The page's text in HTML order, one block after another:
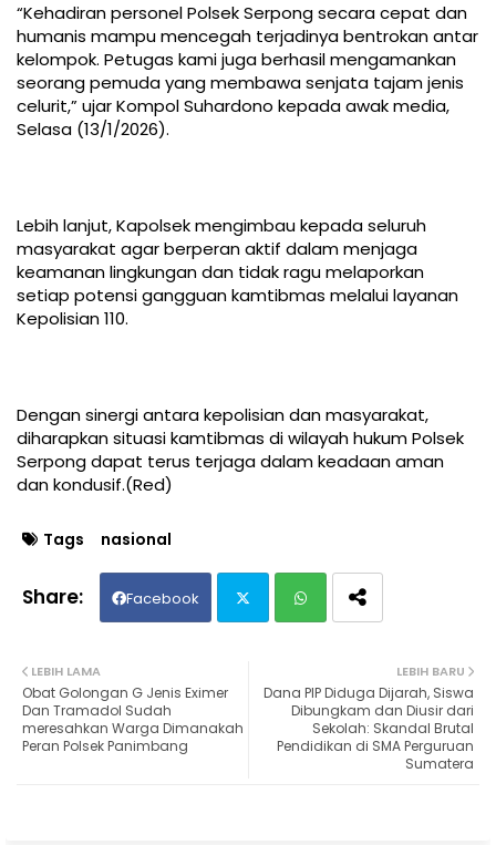
“Kehadiran personel Polsek Serpong secara cepat dan
humanis mampu mencegah terjadinya bentrokan antar
kelompok. Petugas kami juga berhasil mengamankan
seorang pemuda yang membawa senjata tajam jenis
celurit,” ujar Kompol Suhardono kepada awak media,
Selasa (13/1/2026).
Lebih lanjut, Kapolsek mengimbau kepada seluruh
masyarakat agar berperan aktif dalam menjaga
keamanan lingkungan dan tidak ragu melaporkan
setiap potensi gangguan kamtibmas melalui layanan
Kepolisian 110.
Dengan sinergi antara kepolisian dan masyarakat,
diharapkan situasi kamtibmas di wilayah hukum Polsek
Serpong dapat terus terjaga dalam keadaan aman
dan kondusif.(Red)
Tags nasional
Facebook
ats
ap
LEBIH BARU
Dana PIP Diduga Dijarah, Siswa
Dibungkam dan Diusir dari
Sekolah: Skandal Brutal
Pendidikan di SMA Perguruan
Sumatera
LEBIH LAMA
Obat Golongan G Jenis Eximer
Dan Tramadol Sudah
meresahkan Warga Dimanakah
Peran Polsek Panimbang